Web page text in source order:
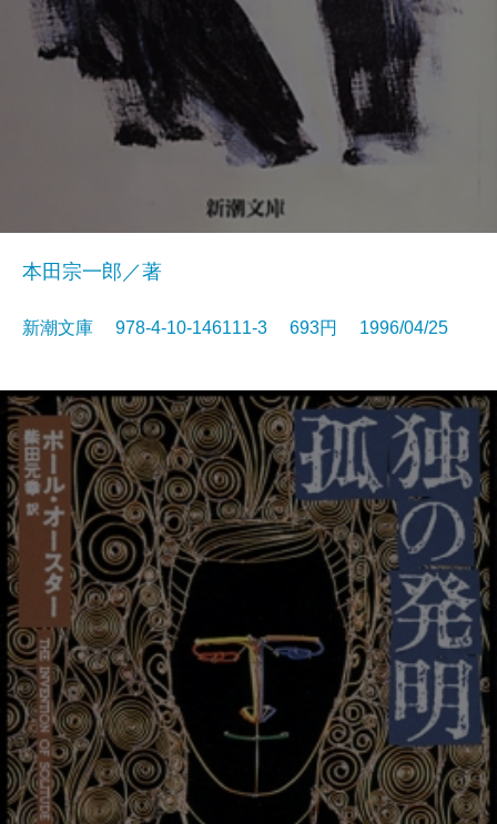
本田宗一郎／著
新潮文庫 978-4-10-146111-3 693円 1996/04/25